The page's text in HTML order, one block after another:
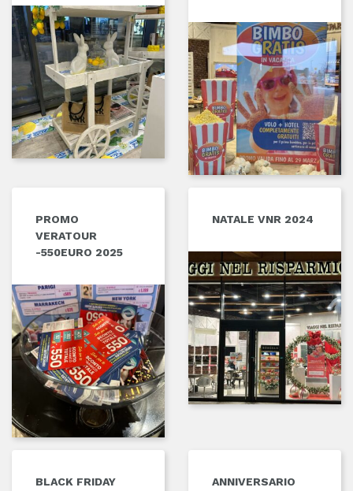
PROMO
VERATOUR
-550EURO 2025
NATALE VNR 2024
BLACK FRIDAY
ANNIVERSARIO